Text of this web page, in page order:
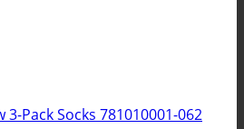
Pack Socks 781010001-062